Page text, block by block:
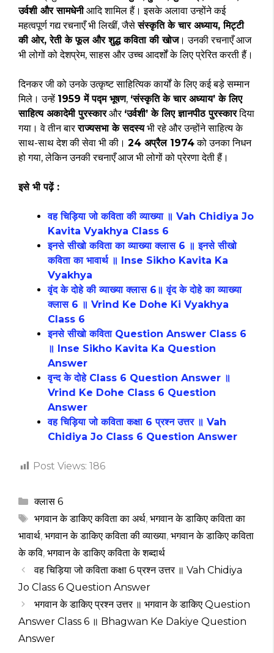
उर्वशी और सामधेनीआदि शामिल हैं। इसके अलावा उन्होंने कई
महत्वपूर्ण गद्य रचनाएँ भी लिखीं, जैसेसंस्कृति के चार अध्याय, मिट्टी
की ओर, रेती के फूल और शुद्ध कविता की खोज। उनकी रचनाएँ आज
भी लोगों को देशप्रेम, साहस और उच्च आदर्शों के लिए प्रेरित करती हैं।
दिनकर जी को उनके उत्कृष्ट साहित्यिक कार्यों के लिए कई बड़े सम्मान
मिले। उन्हें 1959 में पद्म भूषण, ‘संस्कृति के चार अध्याय’ के लिए
साहित्य अकादेमी पुरस्कारऔर ‘उर्वशी’ के लिए ज्ञानपीठ पुरस्कारदिया
गया। वे तीन बारराज्यसभा के सदस्यभी रहे और उन्होंने साहित्य के
साथ-साथ देश की सेवा भी की। 24 अप्रैल 1974को उनका निधन
हो गया, लेकिन उनकी रचनाएँ आज भी लोगों को प्रेरणा देती हैं।
इसे भी पढ़ें :
वह चिड़िया जो कविता की व्याख्या ॥ Vah Chidiya Jo
Kavita Vyakhya Class 6
इनसे सीखो कविता का व्याख्या क्लास 6 ॥ इनसे सीखो
कविता का भावार्थ ॥ Inse Sikho Kavita Ka
Vyakhya
वृंद के दोहे की व्याख्या क्लास 6॥ वृंद के दोहे का व्याख्या
क्लास 6 ॥ Vrind Ke Dohe Ki Vyakhya
Class 6
इनसे सीखो कविता Question Answer Class 6
॥ Inse Sikho Kavita Ka Question
Answer
वृन्द के दोहे Class 6 Question Answer ॥
Vrind Ke Dohe Class 6 Question
Answer
वह चिड़िया जो कविता कक्षा 6 प्रश्न उत्तर ॥ Vah
Chidiya Jo Class 6 Question Answer
Post Views: 186
Categories
क्लास 6
Tags
भगवान के डाकिए कविता का अर्थ, भगवान के डाकिए कविता का
भावार्थ, भगवान के डाकिए कविता की व्याख्या, भगवान के डाकिए कविता
के कवि, भगवान के डाकिए कविता के शब्दार्थ
वह चिड़िया जो कविता कक्षा 6 प्रश्न उत्तर ॥ Vah Chidiya
Jo Class 6 Question Answer
भगवान के डाकिए प्रश्न उत्तर ॥ भगवान के डाकिए Question
Answer Class 6 ॥ Bhagwan Ke Dakiye Question
Answer